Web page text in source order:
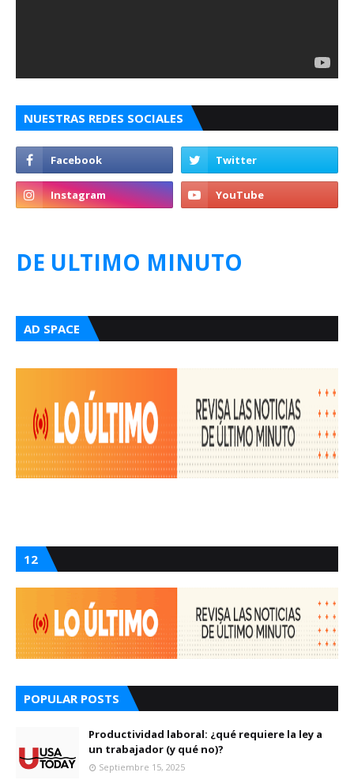
NUESTRAS REDES SOCIALES
DE ULTIMO MINUTO
AD SPACE
12
POPULAR POSTS
Productividad laboral: ¿qué requiere la ley a
un trabajador (y qué no)?
Septiembre 15, 2025